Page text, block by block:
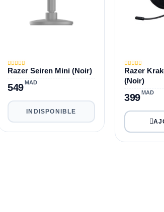
Razer Seiren Mini (Noir)
549 MAD
INDISPONIBLE
Razer
(Noir)
399 MAD